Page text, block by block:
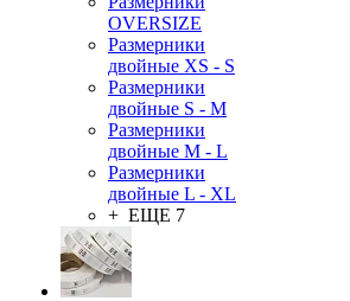
OVERSIZE
Размерники
двойные XS - S
Размерники
двойные S - M
Размерники
двойные M - L
Размерники
двойные L - XL
+ ЕЩЕ 7